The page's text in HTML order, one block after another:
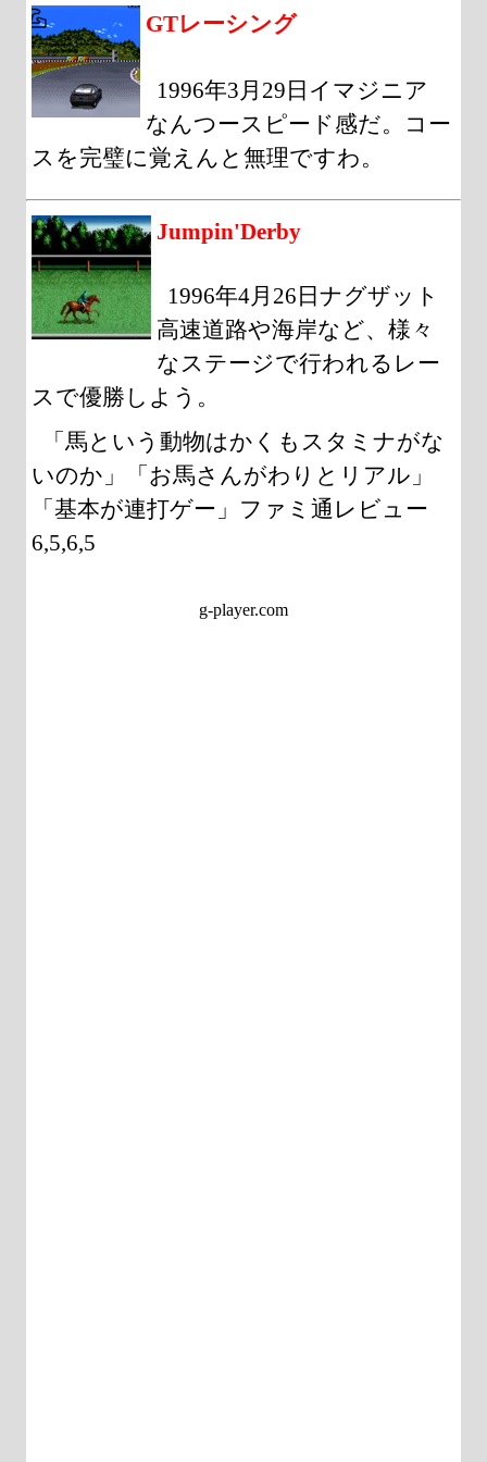
GTレーシング
1996年3月29日イマジニア
なんつースピード感だ。コー
スを完璧に覚えんと無理ですわ。
Jumpin'Derby
1996年4月26日ナグザット
高速道路や海岸など、様々
なステージで行われるレー
スで優勝しよう。
「馬という動物はかくもスタミナがな
いのか」「お馬さんがわりとリアル」
「基本が連打ゲー」ファミ通レビュー
6,5,6,5
g-player.com